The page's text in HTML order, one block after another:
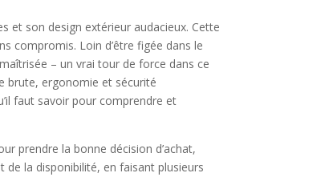
et son design extérieur audacieux. Cette
compromis. Loin d’être figée dans le
– un vrai tour de force dans ce
brute, ergonomie et sécurité
faut savoir pour comprendre et
prendre la bonne décision d’achat,
de la disponibilité, en faisant plusieurs